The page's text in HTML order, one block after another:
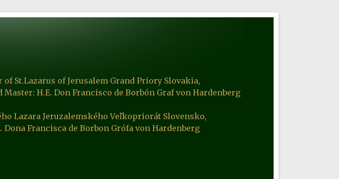
St.Lazarus of Jerusalem Grand Priory Slovakia,
H.E. Don Francisco de Borbón Graf von Hardenberg
Lazara Jeruzalemského Veľkopriorát Slovensko,
Dona Francisca de Borbon Grófa von Hardenberg